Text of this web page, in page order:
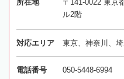
所在地
〒141-0022 東京
ル2階
対応エリア 東京、神奈川、
電話番号 050-5448-6994